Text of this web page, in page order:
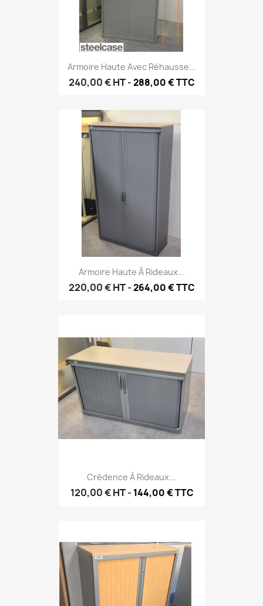
Armoire Haute Avec Réhausse...
240,00 €HT-288,00 € TTC
Armoire Haute À Rideaux...
220,00 €HT-264,00 € TTC
Crédence À Rideaux...
120,00 €HT- 144,00 € TTC